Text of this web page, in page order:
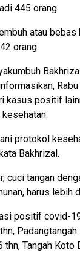
445 orang.
atau bebas
orang.
kasus positif
protokol
Bakhrizal.
cuci tangan
harus lebih
positif covid-
thn, Tangah Koto